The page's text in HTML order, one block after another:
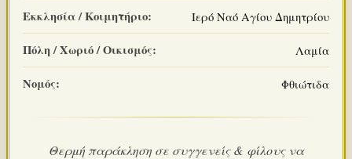
Εκκλησία / Κοιμητήριο: Ιερό Ναό Αγίου Δημητρίου
Πόλη / Χωριό / Οικισμός: Λαμία
Νομός: Φθιώτιδα
Θερμή παράκληση σε συγγενείς & φίλους να